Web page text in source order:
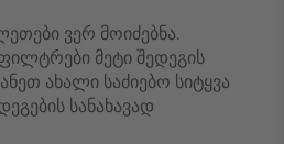
ვერ მოიძებნა.
მეტი შედეგის
ახალი საძიებო სიტყვა
სანახავად